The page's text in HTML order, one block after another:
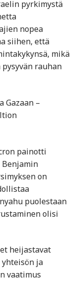
pyrkimystä
nopea
siihen, että
mikä
rauhan
Gazaan –
painotti
on
puolestaan
olisi
heijastavat
ja
vaatimus